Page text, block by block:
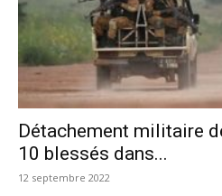
Détachement militaire
10 blessés dans...
12 septembre 2022